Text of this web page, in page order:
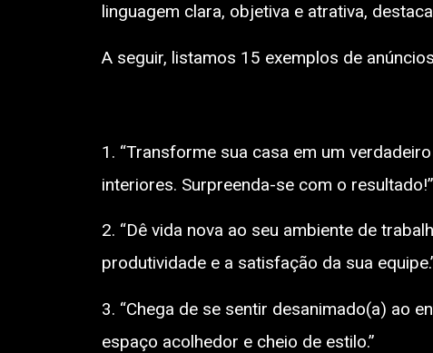
linguagem clara, objetiva e atrativa,
A seguir, listamos 15 exemplos de
1. “Transforme sua casa em um
interiores. Surpreenda-se com o resultado!”
2. “Dê vida nova ao seu ambiente de
produtividade e a satisfação da sua
3. “Chega de se sentir desanimado(a) ao
espaço acolhedor e cheio de estilo.”